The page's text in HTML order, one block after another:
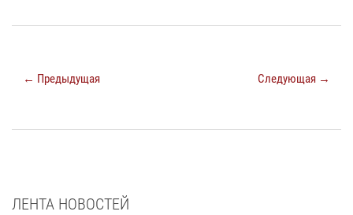
← Предыдущая Следующая →
ЛЕНТА НОВОСТЕЙ